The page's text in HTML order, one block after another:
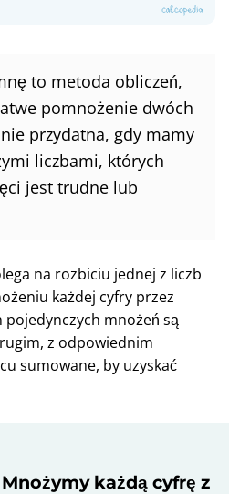
to metoda obliczeń,
pomnożenie dwóch
przydatna, gdy mamy
liczbami, których
jest trudne lub
na rozbiciu jednej z liczb
każdej cyfry przez
mnożeń są
z odpowiednim
sumowane, by uzyskać
Mnożymy każdą cyfrę z